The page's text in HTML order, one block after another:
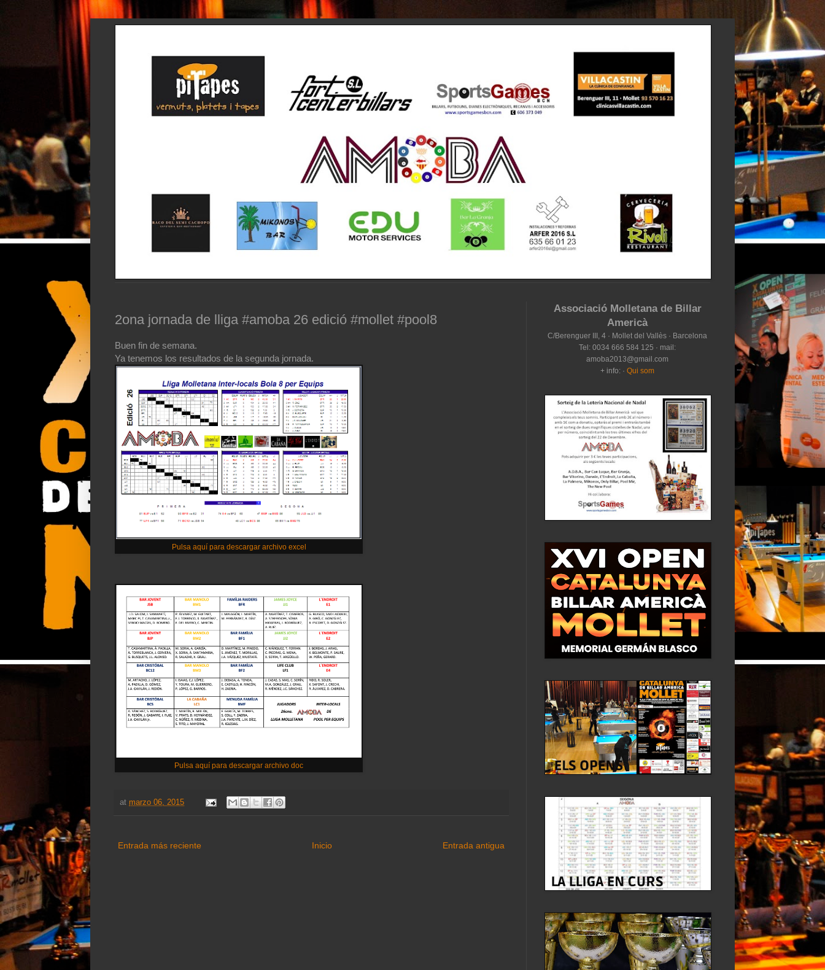
2ona jornada de lliga #amoba 26 edició #mollet #pool8
Buen fin de semana.
Ya tenemos los resultados de la segunda jornada.
Pulsa aquí para descargar archivo excel
Pulsa aquí para descargar archivo doc
at marzo 06, 2015
Entrada más reciente Entrada antigua
Inicio
Associació Molletana de Billar
Americà
C/Berenguer III, 4 · Mollet del Vallès · Barcelona
Tel: 0034 666 584 125 · mail:
amoba2013@gmail.com
+ info: · Qui som